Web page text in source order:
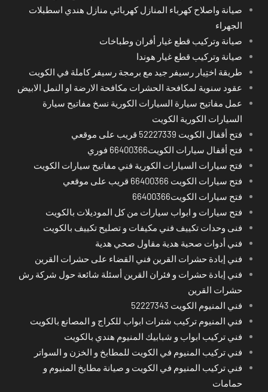
صيانة واصلاح كهرباء المنازل كهربائي منازل هندي اسطبلات
الجهراء
صيانة وتركيب قطع غيار أفران وطباخات
صيانة وتركيب قطع غيار هوندا
طريقة اختِيار رسيفر جيد مع برمجة رسيفر كاملة في الكويت
عقود سنوية لمكافحة الحشرات مكافحة الارضة او النمل الابيض
عمل مفاتيح سيارة السيارات الكورية نسخ مفاتيح سيارة
السيارات الكورية الكويت
فتح أقفال الكويت 52227339 قريب على موقعي
فتح أقفال سيارات الكويت66400366 فوري
فتح سيارات السيارات الكورية فني مفاتيح سيارات الكويت
فتح سيارات الكويت 66400366 قريب على موقعي
فتح سيارات الكويت66400366
فتح سيارات و ابواب سيارات من كل الموديلات بالكويت
فنى وحدات تكييف فني مكيفات و تصليح تكييف بالكويت
فني أدوات صحية هدية مقاول صحي هدية
فني إبادة حشرات القرين فني القضاء على حشرات القرين
فني إبادة حشرات و فئران القرين أسئلة شائعة حول شركة رش
حشرات القرين
فني المنيوم الكويت 52227343
فني المنيوم تركيب شترات ابواب للكراج و المصانع بالكويت
فني تركيب ابواب و شبابيك المنيوم هندي بالكويت
فني تركيب المنيوم في الكويت للمطابخ و الخزن و السواتر
فني تركيب المنيوم في الكويت و صيانة مطابخ المنيوم و
حمامات